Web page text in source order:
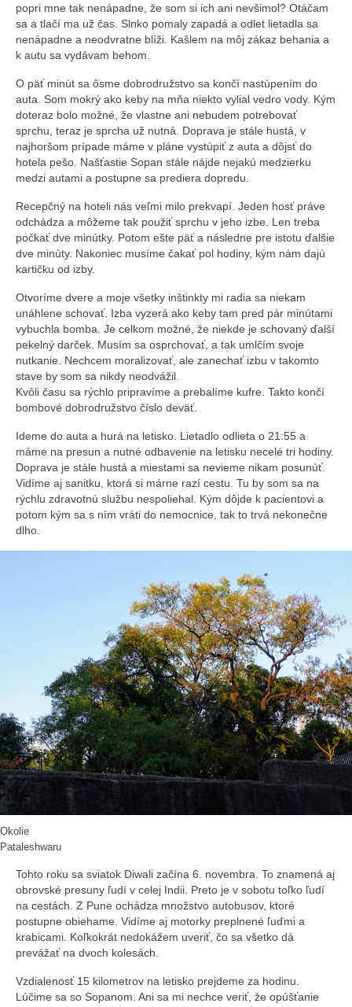
popri mne tak nenápadne, že som si ich ani nevšimol? Otáčam
sa a tlačí ma už čas. Slnko pomaly zapadá a odlet lietadla sa
nenápadne a neodvratne blíži. Kašlem na môj zákaz behania a
k autu sa vydávam behom.
O päť minút sa ôsme dobrodružstvo sa končí nastúpením do
auta. Som mokrý ako keby na mňa niekto vylial vedro vody. Kým
doteraz bolo možné, že vlastne ani nebudem potrebovať
sprchu, teraz je sprcha už nutná. Doprava je stále hustá, v
najhoršom prípade máme v pláne vystúpiť z auta a dôjsť do
hotela pešo. Našťastie Sopan stále nájde nejakú medzierku
medzi autami a postupne sa prediera dopredu.
Recepčný na hoteli nás veľmi milo prekvapí. Jeden hosť práve
odchádza a môžeme tak použiť sprchu v jeho izbe. Len treba
počkať dve minútky. Potom ešte päť a následne pre istotu ďalšie
dve minúty. Nakoniec musíme čakať pol hodiny, kým nám dajú
kartičku od izby.
Otvoríme dvere a moje všetky inštinkty mi radia sa niekam
unáhlene schovať. Izba vyzerá ako keby tam pred pár minútami
vybuchla bomba. Je celkom možné, že niekde je schovaný ďalší
pekelný darček. Musím sa osprchovať, a tak umlčím svoje
nutkanie. Nechcem moralizovať, ale zanechať izbu v takomto
stave by som sa nikdy neodvážil.
Kvôli času sa rýchlo pripravíme a prebalíme kufre. Takto končí
bombové dobrodružstvo číslo deväť.
Ideme do auta a hurá na letisko. Lietadlo odlieta o 21:55 a
máme na presun a nutné odbavenie na letisku necelé tri hodiny.
Doprava je stále hustá a miestami sa nevieme nikam posunúť.
Vidíme aj sanitku, ktorá si márne razí cestu. Tu by som sa na
rýchlu zdravotnú službu nespoliehal. Kým dôjde k pacientovi a
potom kým sa s ním vráti do nemocnice, tak to trvá nekonečne
dlho.
Okolie
Pataleshwaru
Tohto roku sa sviatok Diwali začína 6. novembra. To znamená aj
obrovské presuny ľudí v celej Indii. Preto je v sobotu toľko ľudí
na cestách. Z Pune ochádza množstvo autobusov, ktoré
postupne obiehame. Vidíme aj motorky preplnené ľuďmi a
krabicami. Koľkokrát nedokážem uveriť, čo sa všetko dá
prevážať na dvoch kolesách.
Vzdialenosť 15 kilometrov na letisko prejdeme za hodinu.
Lúčime sa so Sopanom. Ani sa mi nechce veriť, že opúšťanie